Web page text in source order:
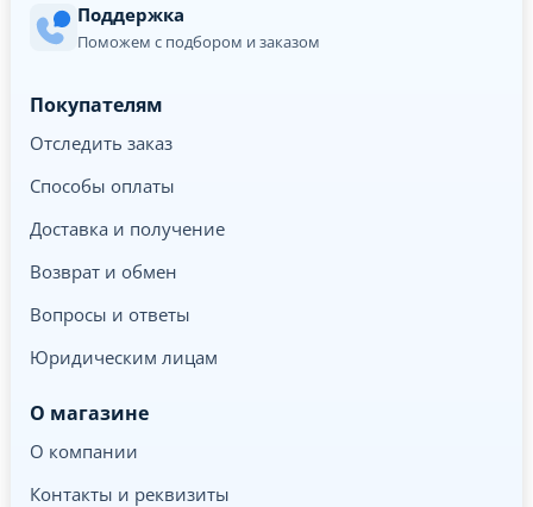
Поддержка
Поможем с подбором и заказом
Покупателям
Отследить заказ
Способы оплаты
Доставка и получение
Возврат и обмен
Вопросы и ответы
Юридическим лицам
О магазине
О компании
Контакты и реквизиты